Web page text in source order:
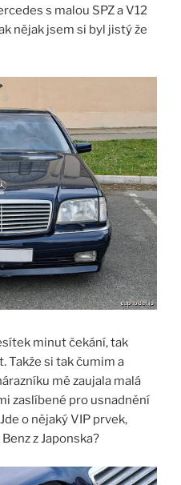
s malou SPZ a V12
nějak jsem si byl jistý že
minut čekání, tak
Takže si tak čumim a
mě zaujala malá
zaslíbené pro usnadnění
o nějaký VIP prvek,
z Japonska?